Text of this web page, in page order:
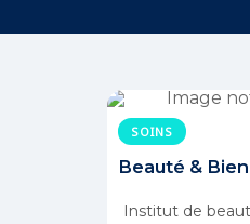
SOINS
Beauté &
Institut de